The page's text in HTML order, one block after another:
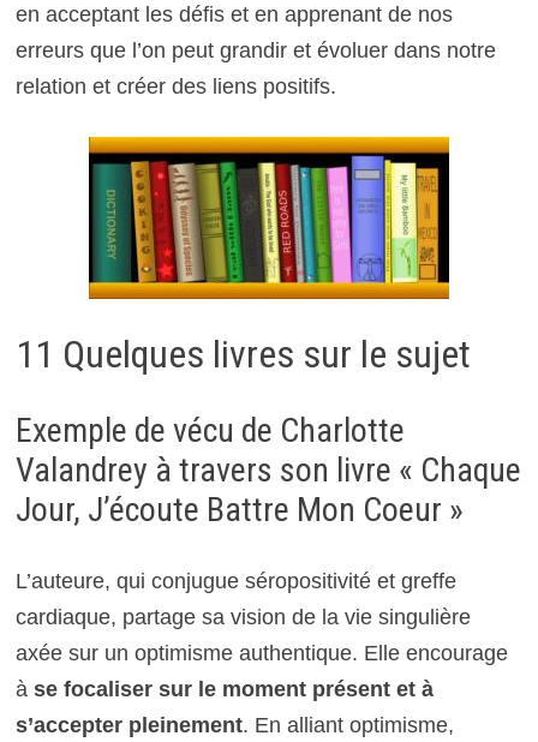
en acceptant les défis et en apprenant de nos
erreurs que l’on peut grandir et évoluer dans notre
relation et créer des liens positifs.
11 Quelques livres sur le sujet
Exemple de vécu de Charlotte
Valandrey à travers son livre « Chaque
Jour, J’écoute Battre Mon Coeur »
L’auteure, qui conjugue séropositivité et greffe
cardiaque, partage sa vision de la vie singulière
axée sur un optimisme authentique. Elle encourage
à se focaliser sur le moment présent et à
s’accepter pleinement. En alliant optimisme,